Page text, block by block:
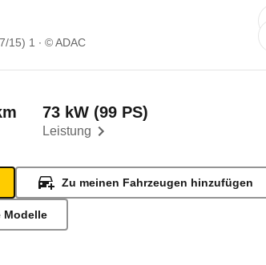
15) 1 © ADAC
Leistung
73 kW (99 PS)
Zu meinen Fahrzeugen hinzufügen
Modelle